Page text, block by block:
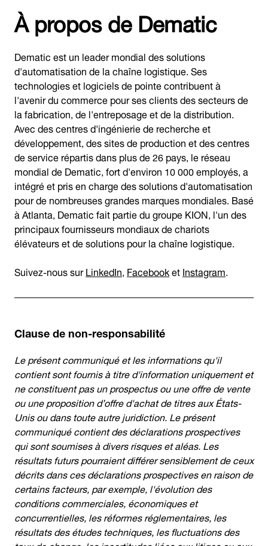
À propos de Dematic
Dematic est un leader mondial des solutions
d'automatisation de la chaîne logistique. Ses
technologies et logiciels de pointe contribuent à
l'avenir du commerce pour ses clients des secteurs de
la fabrication, de l'entreposage et de la distribution.
Avec des centres d'ingénierie de recherche et
développement, des sites de production et des centres
de service répartis dans plus de 26 pays, le réseau
mondial de Dematic, fort d'environ 10 000 employés, a
intégré et pris en charge des solutions d'automatisation
pour de nombreuses grandes marques mondiales. Basé
à Atlanta, Dematic fait partie du groupe KION, l'un des
principaux fournisseurs mondiaux de chariots
élévateurs et de solutions pour la chaîne logistique.
Suivez-nous surLinkedIn,FacebooketInstagram.
Clause de non-responsabilité
Le présent communiqué et les informations qu'il
contient sont fournis à titre d'information uniquement et
ne constituent pas un prospectus ou une offre de vente
ou une proposition d’offre d'achat de titres aux États-
Unis ou dans toute autre juridiction. Le présent
communiqué contient des déclarations prospectives
qui sont soumises à divers risques et aléas. Les
résultats futurs pourraient différer sensiblement de ceux
décrits dans ces déclarations prospectives en raison de
certains facteurs, par exemple, l'évolution des
conditions commerciales, économiques et
concurrentielles, les réformes réglementaires, les
résultats des études techniques, les fluctuations des